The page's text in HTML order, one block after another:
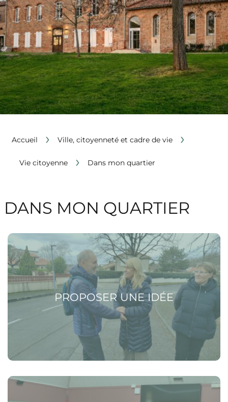
Accueil › Ville, citoyenneté et cadre de vie ›
Vie citoyenne › Dans mon quartier
DANS MON QUARTIER
PROPOSER UNE IDÉE
Voir la page Proposer une idée
Voir la page Devenir référent